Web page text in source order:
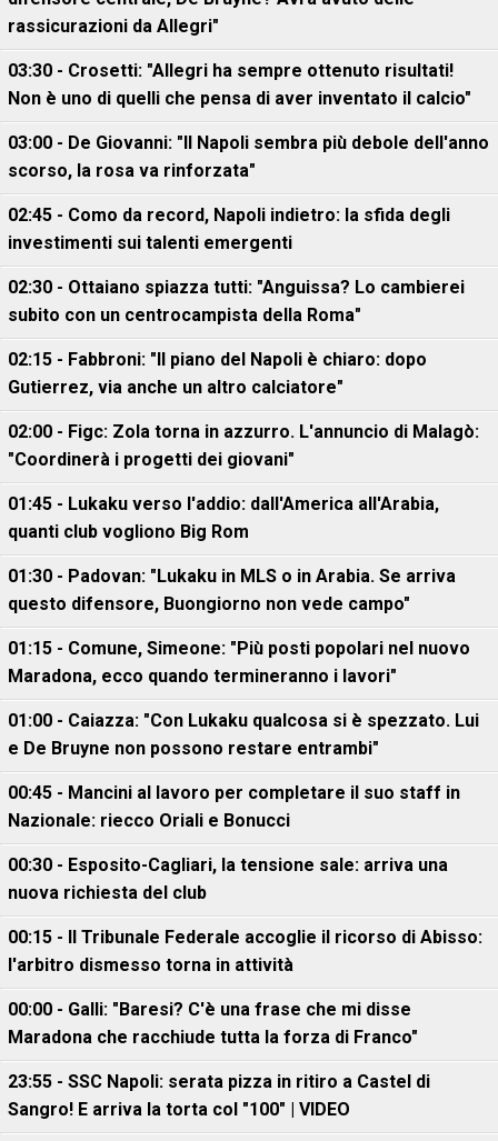
rassicurazioni da Allegri"
03:30 - Crosetti: "Allegri ha sempre ottenuto risultati!
Non è uno di quelli che pensa di aver inventato il calcio"
03:00 - De Giovanni: "Il Napoli sembra più debole dell'anno
scorso, la rosa va rinforzata"
02:45 - Como da record, Napoli indietro: la sfida degli
investimenti sui talenti emergenti
02:30 - Ottaiano spiazza tutti: "Anguissa? Lo cambierei
subito con un centrocampista della Roma"
02:15 - Fabbroni: "Il piano del Napoli è chiaro: dopo
Gutierrez, via anche un altro calciatore"
02:00 - Figc: Zola torna in azzurro. L'annuncio di Malagò:
"Coordinerà i progetti dei giovani"
01:45 - Lukaku verso l'addio: dall'America all'Arabia,
quanti club vogliono Big Rom
01:30 - Padovan: "Lukaku in MLS o in Arabia. Se arriva
questo difensore, Buongiorno non vede campo"
01:15 - Comune, Simeone: "Più posti popolari nel nuovo
Maradona, ecco quando termineranno i lavori"
01:00 - Caiazza: "Con Lukaku qualcosa si è spezzato. Lui
e De Bruyne non possono restare entrambi"
00:45 - Mancini al lavoro per completare il suo staff in
Nazionale: riecco Oriali e Bonucci
00:30 - Esposito-Cagliari, la tensione sale: arriva una
nuova richiesta del club
00:15 - Il Tribunale Federale accoglie il ricorso di Abisso:
l'arbitro dismesso torna in attività
00:00 - Galli: "Baresi? C'è una frase che mi disse
Maradona che racchiude tutta la forza di Franco"
23:55 - SSC Napoli: serata pizza in ritiro a Castel di
Sangro! E arriva la torta col "100" | VIDEO